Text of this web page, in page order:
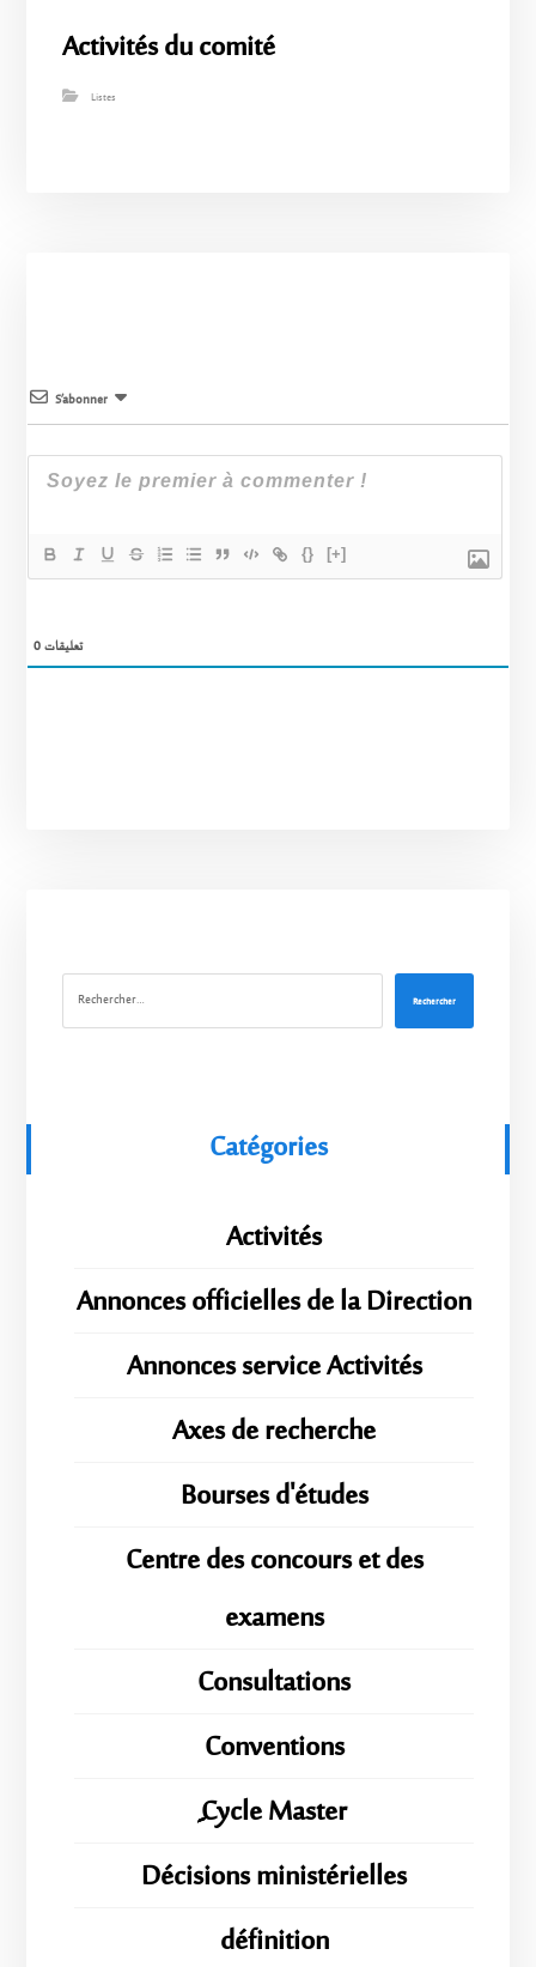
Activités du comité
Listes
S’abonner
{} [+]
0تعليقات
Rechercher
Catégories
Activités
Annonces officielles de la Direction
Annonces service Activités
Axes de recherche
Bourses d'études
Centre des concours et des
examens
Consultations
Conventions
ِِِCycle Master
Décisions ministérielles
définition